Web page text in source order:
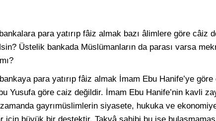
para yatırıp fâiz almak bazı âlimlere göre câiz
Üstelik bankada Müslümanların da parası varsa
para yatırıp fâiz almak İmam Ebu Hanife’ye
Yusufa göre caiz değildir. İmam Ebu Hanife’nin kavli
gayrımüslimlerin siyasete, hukuka ve